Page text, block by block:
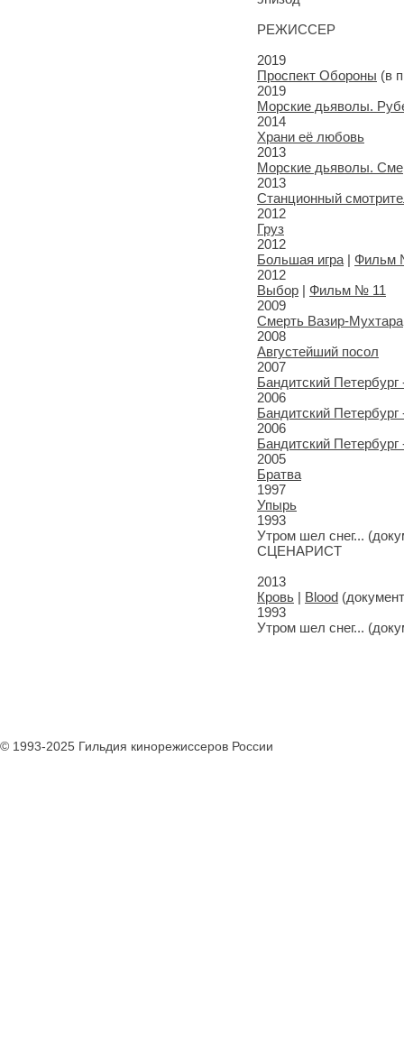
РЕЖИССЕР
2019
Проспект Обороны (в
2019
Морские дьяволы.
2014
Храни её любовь
2013
Морские дьяволы.
2013
Станционный
2012
Груз
2012
Большая игра | Фильм
2012
Выбор | Фильм № 11
2009
Смерть Вазир-Мухтара
2008
Августейший посол
2007
Бандитский
2006
Бандитский
2006
Бандитский
2005
Братва
1997
Упырь
1993
Утром шел снег...
СЦЕНАРИСТ
2013
Кровь | Blood
1993
Утром шел снег...
© 1993-2025 Гильдия кинорежиссеров России